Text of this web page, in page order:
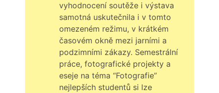
vyhodnocení soutěže i výstava
samotná uskutečnila i v tomto
omezeném režimu, v krátkém
časovém okně mezi jarními a
podzimními zákazy. Semestrální
práce, fotografické projekty a
eseje na téma “Fotografie”
nejlepších studentů si lze